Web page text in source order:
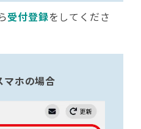
受付登録をしてくださ
マホの場合